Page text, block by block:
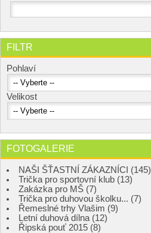
FILTR
Pohlaví
Velikost
FOTOGALERIE
NAŠI ŠŤASTNÍ ZÁKAZNÍCI (145)
Trička pro sportovní klub (13)
Zakázka pro MŠ (7)
Trička pro duhovou školku... (7)
Řemeslné trhy Vlašim (9)
Letní duhová dílna (12)
Řipská pouť 2015 (8)